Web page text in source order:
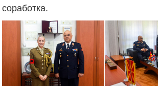
соработка.